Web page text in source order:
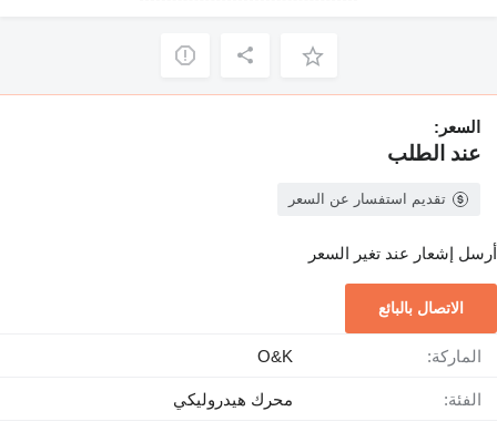
السعر:
عند الطلب
تقديم استفسار عن السعر
أرسل إشعار عند تغير السعر
الاتصال بالبائع
الماركة: O&K
الفئة: محرك هيدروليكي